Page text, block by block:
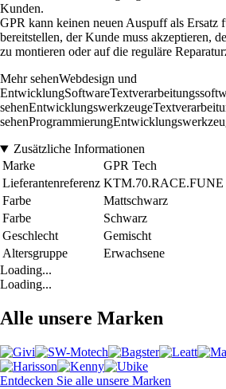
Kunden.
GPR kann keinen neuen Auspuff als Ersatz
bereitstellen, der Kunde muss akzeptieren,
zu montieren oder auf die reguläre
Mehr sehenWebdesign und
Zusätzliche Informationen
Marke
GPR Tech
Lieferantenreferenz KTM.70.RACE.FUNE
Farbe
Mattschwarz
Farbe
Schwarz
Geschlecht
Gemischt
Altersgruppe
Erwachsene
Loading...
Loading...
Alle unsere Marken
Entdecken Sie alle unsere Marken